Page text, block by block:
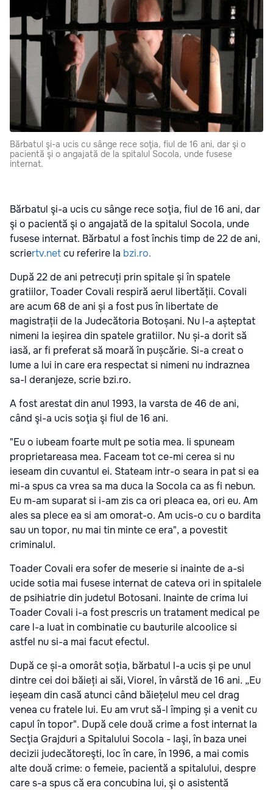
Bărbatul şi-a ucis cu sânge rece soţia, fiul de 16 ani, dar şi o
pacientă şi o angajată de la spitalul Socola, unde fusese
internat.
Bărbatul şi-a ucis cu sânge rece soţia, fiul de 16 ani, dar
şi o pacientă şi o angajată de la spitalul Socola, unde
fusese internat. Bărbatul a fost închis timp de 22 de ani,
scriertv.netcu referire la bzi.ro.
După 22 de ani petrecuți prin spitale și în spatele
gratiilor, Toader Covali respiră aerul libertății. Covali
are acum 68 de ani și a fost pus în libertate de
magistrații de la Judecătoria Botoșani. Nu l-a așteptat
nimeni la ieșirea din spatele gratiilor. Nu și-a dorit să
iasă, ar fi preferat să moară în pușcărie. Si-a creat o
lume a lui in care era respectat si nimeni nu indraznea
sa-l deranjeze, scrie bzi.ro.
A fost arestat din anul 1993, la varsta de 46 de ani,
când şi-a ucis soţia şi fiul de 16 ani.
"Eu o iubeam foarte mult pe sotia mea. Ii spuneam
proprietareasa mea. Faceam tot ce-mi cerea si nu
ieseam din cuvantul ei. Stateam intr-o seara in pat si ea
mi-a spus ca vrea sa ma duca la Socola ca as fi nebun.
Eu m-am suparat si i-am zis ca ori pleaca ea, ori eu. Am
ales sa plece ea si am omorat-o. Am ucis-o cu o bardita
sau un topor, nu mai tin minte ce era", a povestit
criminalul.
Toader Covali era sofer de meserie si inainte de a-si
ucide sotia mai fusese internat de cateva ori in spitalele
de psihiatrie din judetul Botosani. Inainte de crima lui
Toader Covali i-a fost prescris un tratament medical pe
care l-a luat in combinatie cu bauturile alcoolice si
astfel nu si-a mai facut efectul.
După ce și-a omorât soția, bărbatul l-a ucis și pe unul
dintre cei doi băieți ai săi, Viorel, în vârstă de 16 ani. „Eu
ieșeam din casă atunci când băiețelul meu cel drag
venea cu fratele lui. Eu am vrut să-l împing și a venit cu
capul în topor". După cele două crime a fost internat la
Secţia Grajduri a Spitalului Socola - Iaşi, în baza unei
decizii judecătoreşti, loc în care, în 1996, a mai comis
alte două crime: o femeie, pacientă a spitalului, despre
care s-a spus că era concubina lui, şi o asistentă